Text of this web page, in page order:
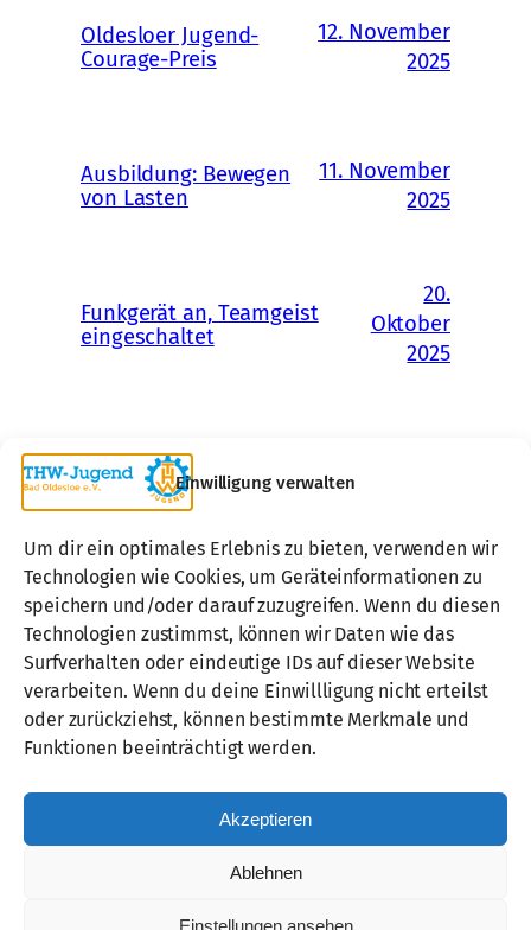
Einwilligung verwalten
Um dir ein optimales Erlebnis zu bieten, verwenden wir
Technologien wie Cookies, um Geräteinformationen zu
speichern und/oder darauf zuzugreifen. Wenn du diesen
Technologien zustimmst, können wir Daten wie das
Surfverhalten oder eindeutige IDs auf dieser Website
verarbeiten. Wenn du deine Einwillligung nicht erteilst
oder zurückziehst, können bestimmte Merkmale und
Funktionen beeinträchtigt werden.
Akzeptieren
Ablehnen
Einstellungen ansehen
Oldesloer Jugend-
Courage-Preis
12. November
2025
Ausbildung: Bewegen
von Lasten
11. November
2025
Funkgerät an, Teamgeist
eingeschaltet
20.
Oktober
2025
Über uns
Datenschutzerklärung
THW-Jugend Schleswig-Holstein e.V.